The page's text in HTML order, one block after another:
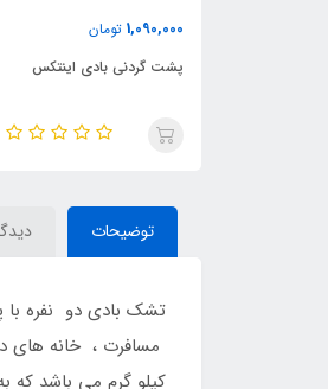
1,090,000 تومان
بالش بادی کوچک اینتکس
توضیحات
تشک بادی دو نفره